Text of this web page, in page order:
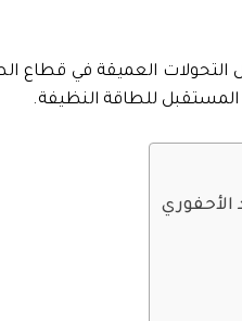
التحولات العميقة في قطاع
المستقبل للطاقة النظيفة.
الأحفوري